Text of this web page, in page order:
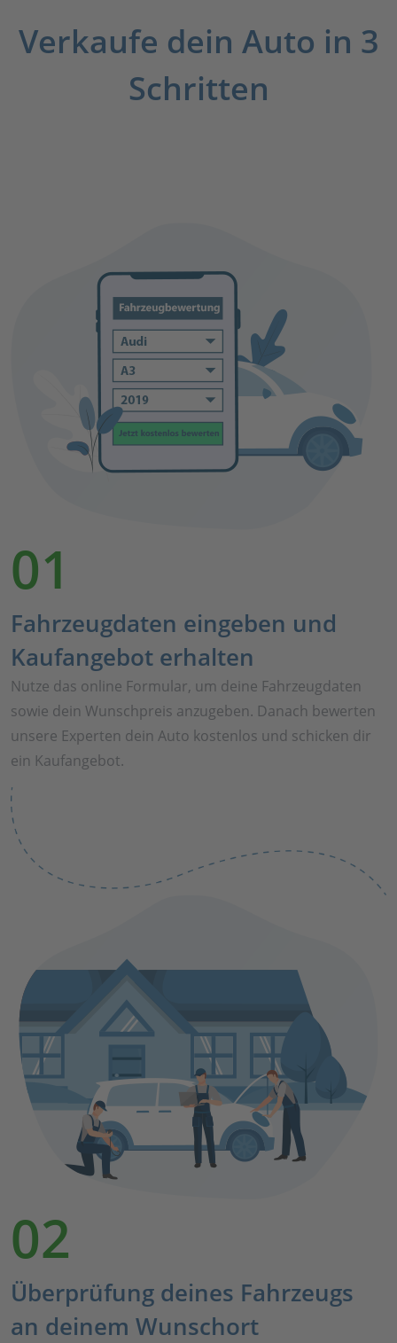
Verkaufe dein Auto in 3
Schritten
01
Fahrzeugdaten eingeben und
Kaufangebot erhalten
Nutze das online Formular, um deine Fahrzeugdaten
sowie dein Wunschpreis anzugeben. Danach bewerten
unsere Experten dein Auto kostenlos und schicken dir
ein Kaufangebot.
02
Überprüfung deines Fahrzeugs
an deinem Wunschort